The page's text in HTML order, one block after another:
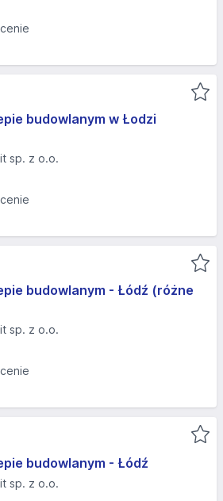
budowlanym w Łodzi
sp. z o.o.
budowlanym - Łódź (różne
sp. z o.o.
budowlanym - Łódź
sp. z o.o.